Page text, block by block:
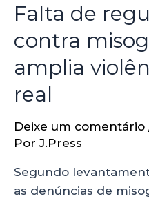
Falta de
contra
amplia
real
Deixe um comentário
PorJ.Press
Segundo
as denúncias de